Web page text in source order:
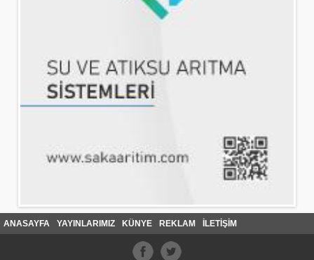
ANASAYFA YAYINLARIMIZ KÜNYE REKLAM İLETİŞİM